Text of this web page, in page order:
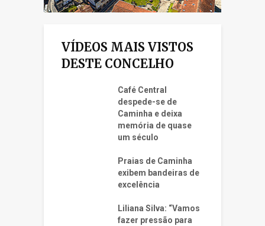
VÍDEOS MAIS VISTOS
DESTE CONCELHO
Café Central
despede-se de
Caminha e deixa
memória de quase
um século
Praias de Caminha
exibem bandeiras de
excelência
Liliana Silva: “Vamos
fazer pressão para